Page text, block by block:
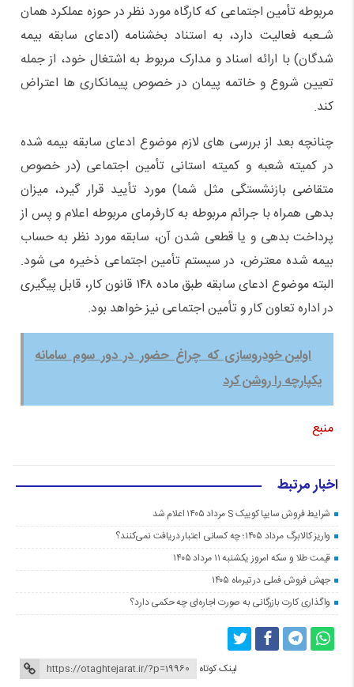
مربوطه تأمین اجتماعی که کارگاه مورد نظر در حوزه عملکرد همان
شـعبه فعالیت دارد، به استناد بخشنامه (ادعای سابقه بیمه
شدگان) با ارائه اسناد و مدارک مربوط به اشتغال خود، از جمله
تعیین شروع و خاتمه پیمان در خصوص پیمانکاری ها اعتراض
کند.
چنانچه بعد از بررسی های لازم موضوع ادعای سابقه بیمه شده
در کمیته شعبه و کمیته استانی تأمین اجتماعی (در خصوص
متقاضی بازنشستگی مثل شما) مورد تأیید قرار گیرد، میزان
بدهی همراه با جرائم مربوطه به کارفرمای مربوطه اعلام و پس از
پرداخت بدهی و یا قطعی شدن آن، سابقه مورد نظر به حساب
بیمه شده معترض، در سیستم تأمین اجتماعی ذخیره می شود.
البته موضوع ادعای سابقه طبق ماده ۱۴۸ قانون کار، قابل پیگیری
در اداره تعاون کار و تأمین اجتماعی نیز خواهد بود.
اولین خودروسازی که چراغ حضور در دور سوم سامانه
یکپارچه را روشن کرد
منبع
اخبار مرتبط
شرایط فروش سایپا کوییک S مرداد ۱۴۰۵ اعلام شد
واریز کالابرگ مرداد ۱۴۰۵؛ چه کسانی اعتبار دریافت نمی‌کنند؟
قیمت طلا و سکه امروز یکشنبه ۱۱ مرداد ۱۴۰۵
جهش فروش فملی در تیرماه ۱۴۰۵
واگذاری کارت بازرگانی به صورت اجاره‌ای چه حکمی دارد؟
لینک کوتاه